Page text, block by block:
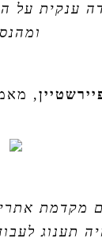
ענקית על
,
מקדמת
תענוג